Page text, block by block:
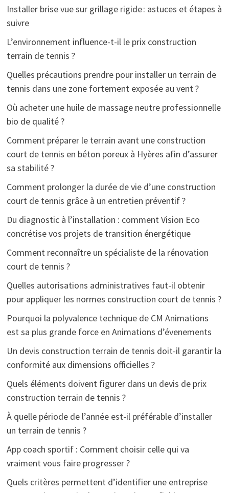
Installer brise vue sur grillage rigide : astuces et étapes à
suivre
L’environnement influence-t-il le prix construction
terrain de tennis ?
Quelles précautions prendre pour installer un terrain de
tennis dans une zone fortement exposée au vent ?
Où acheter une huile de massage neutre professionnelle
bio de qualité ?
Comment préparer le terrain avant une construction
court de tennis en béton poreux à Hyères afin d’assurer
sa stabilité ?
Comment prolonger la durée de vie d’une construction
court de tennis grâce à un entretien préventif ?
Du diagnostic à l’installation : comment Vision Eco
concrétise vos projets de transition énergétique
Comment reconnaître un spécialiste de la rénovation
court de tennis ?
Quelles autorisations administratives faut-il obtenir
pour appliquer les normes construction court de tennis ?
Pourquoi la polyvalence technique de CM Animations
est sa plus grande force en Animations d’évenements
Un devis construction terrain de tennis doit-il garantir la
conformité aux dimensions officielles ?
Quels éléments doivent figurer dans un devis de prix
construction terrain de tennis ?
À quelle période de l’année est-il préférable d’installer
un terrain de tennis ?
App coach sportif : Comment choisir celle qui va
vraiment vous faire progresser ?
Quels critères permettent d’identifier une entreprise